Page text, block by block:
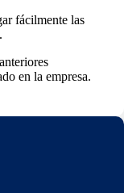
fácilmente las
en la empresa.